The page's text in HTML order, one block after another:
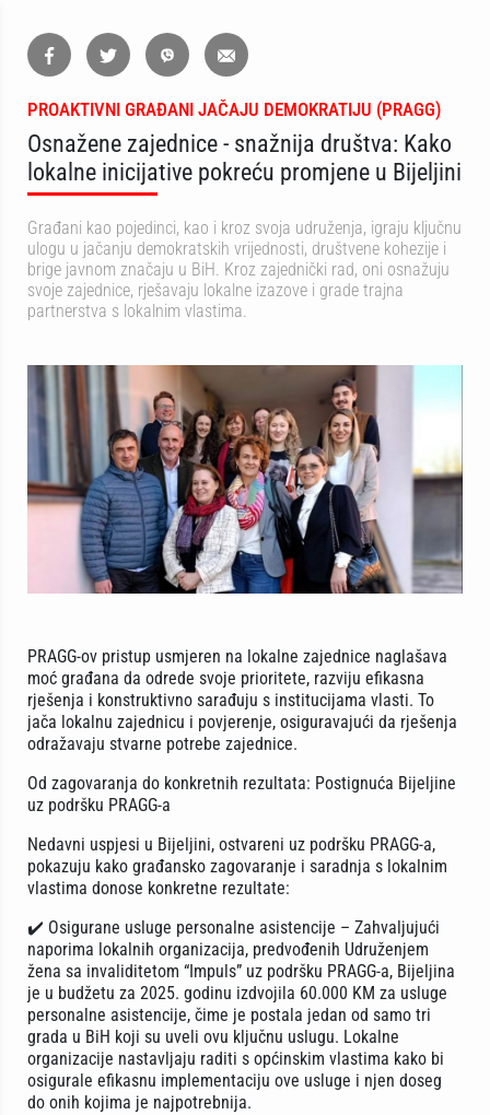
PROAKTIVNI GRAĐANI JAČAJU DEMOKRATIJU (PRAGG)
Osnažene zajednice - snažnija društva: Kako
lokalne inicijative pokreću promjene u Bijeljini
Građani kao pojedinci, kao i kroz svoja udruženja, igraju ključnu
ulogu u jačanju demokratskih vrijednosti, društvene kohezije i
brige javnom značaju u BiH. Kroz zajednički rad, oni osnažuju
svoje zajednice, rješavaju lokalne izazove i grade trajna
partnerstva s lokalnim vlastima.
PRAGG-ov pristup usmjeren na lokalne zajednice naglašava
moć građana da odrede svoje prioritete, razviju efikasna
rješenja i konstruktivno sarađuju s institucijama vlasti. To
jača lokalnu zajednicu i povjerenje, osiguravajući da rješenja
odražavaju stvarne potrebe zajednice.
Od zagovaranja do konkretnih rezultata: Postignuća Bijeljine
uz podršku PRAGG-a
Nedavni uspjesi u Bijeljini, ostvareni uz podršku PRAGG-a,
pokazuju kako građansko zagovaranje i saradnja s lokalnim
vlastima donose konkretne rezultate:
✔️ Osigurane usluge personalne asistencije – Zahvaljujući
naporima lokalnih organizacija, predvođenih Udruženjem
žena sa invaliditetom “Impuls” uz podršku PRAGG-a, Bijeljina
je u budžetu za 2025. godinu izdvojila 60.000 KM za usluge
personalne asistencije, čime je postala jedan od samo tri
grada u BiH koji su uveli ovu ključnu uslugu. Lokalne
organizacije nastavljaju raditi s općinskim vlastima kako bi
osigurale efikasnu implementaciju ove usluge i njen doseg
do onih kojima je najpotrebnija.